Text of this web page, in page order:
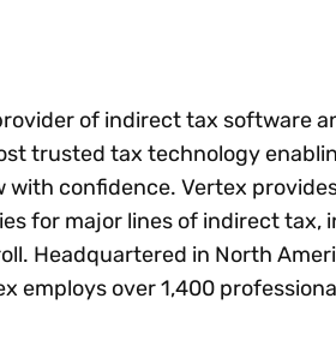
of indirect tax software
trusted tax technology
confidence. Vertex
for major lines of indirect tax,
Headquartered in North
employs over 1,400